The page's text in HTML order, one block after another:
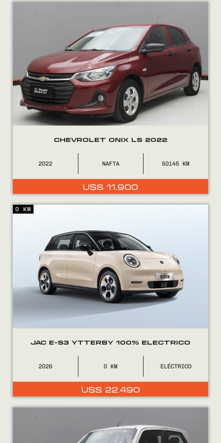
Encontranos en
CHEVROLET ONIX LS 2022
2022 NAFTA 50145
U$S 11.900
JAC E-S3 YTTERBY 100% ELECTRICO
2026 0 ELÉCTRICO
U$S 22.490
0 KM